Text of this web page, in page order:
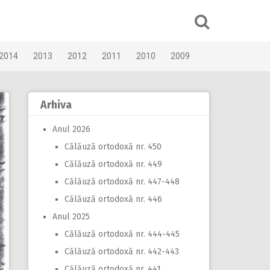
2013 2012 2011 2010 2009
Arhiva
Anul 2026
Călăuză ortodoxă nr. 450
Călăuză ortodoxă nr. 449
Călăuză ortodoxă nr. 447-448
Călăuză ortodoxă nr. 446
Anul 2025
Călăuză ortodoxă nr. 444-445
Călăuză ortodoxă nr. 442-443